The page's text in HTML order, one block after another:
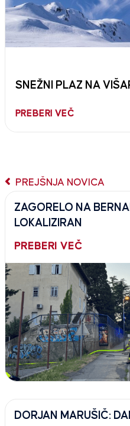
SNEŽNI PLAZ NA
PREBERI VEČ
PREJŠNJA NOVICA
ZAGORELO NA
LOKALIZIRAN
PREBERI VEČ
DORJAN MARUŠIČ: